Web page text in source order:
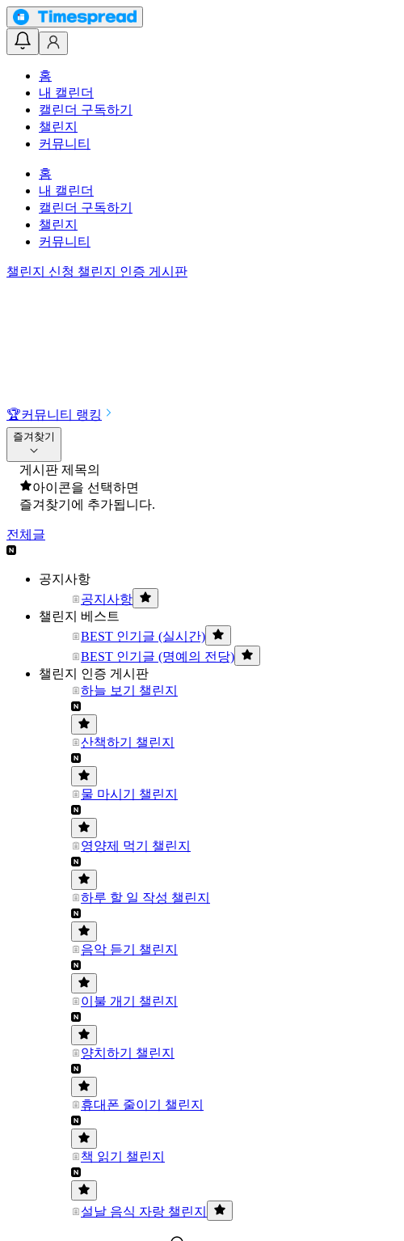
홈
내 캘린더
캘린더 구독하기
챌린지
커뮤니티
홈
내 캘린더
캘린더 구독하기
챌린지
커뮤니티
챌린지 신청 챌린지 인증 게시판
🏆커뮤니티 랭킹
즐겨찾기
게시판 제목의
아이콘을 선택하면
즐겨찾기에 추가됩니다.
전체글
공지사항
공지사항
챌린지 베스트
BEST 인기글 (실시간)
BEST 인기글 (명예의 전당)
챌린지 인증 게시판
하늘 보기 챌린지
산책하기 챌린지
물 마시기 챌린지
영양제 먹기 챌린지
하루 할 일 작성 챌린지
음악 듣기 챌린지
이불 개기 챌린지
양치하기 챌린지
휴대폰 줄이기 챌린지
책 읽기 챌린지
설날 음식 자랑 챌린지